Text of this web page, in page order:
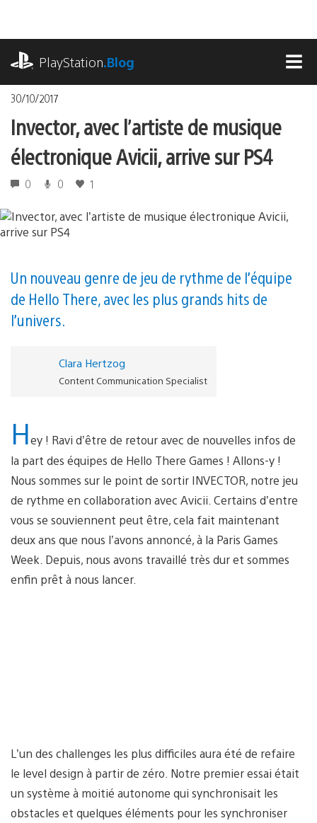
contenu
PlayStation.Blog
30/10/2017
Invector, avec l’artiste de musique
électronique Avicii, arrive sur PS4
0 0 1
Un nouveau genre de jeu de rythme de l’équipe
de Hello There, avec les plus grands hits de
l’univers.
Clara Hertzog
Content Communication Specialist
Hey ! Ravi d’être de retour avec de nouvelles infos de
la part des équipes de Hello There Games ! Allons-y !
Nous sommes sur le point de sortir INVECTOR, notre jeu
de rythme en collaboration avec Avicii. Certains d’entre
vous se souviennent peut être, cela fait maintenant
deux ans que nous l’avons annoncé, à la Paris Games
Week. Depuis, nous avons travaillé très dur et sommes
enfin prêt à nous lancer.
L’un des challenges les plus difficiles aura été de refaire
le level design à partir de zéro. Notre premier essai était
un système à moitié autonome qui synchronisait les
obstacles et quelques éléments pour les synchroniser